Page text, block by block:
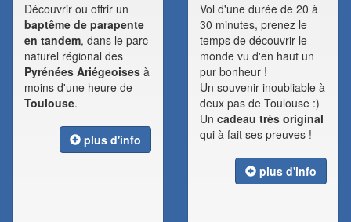
Découvrir ou offrir un
baptême de parapente
en tandem, dans le parc
naturel régional des
Pyrénées Ariégeoises à
moins d'une heure de
Toulouse.
plus d'info
Vol d'une durée de 20 à
30 minutes, prenez le
temps de découvrir le
monde vu d'en haut un
pur bonheur !
Un souvenir inoubliable à
deux pas de Toulouse :)
Un cadeau très original
qui à fait ses preuves !
plus d'info